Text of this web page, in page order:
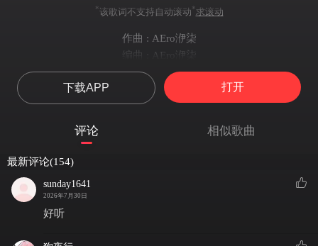
*该歌词不支持自动滚动*求滚动
作曲 : AEro洢柒
编曲 : AEro洢柒
涙恋花
私の涙で染まる花
那朵浸染着我泪水的花啊
刹那の色 映して狂い咲く
反射着刹那间的光彩，无羁绽放
下载APP 打开
评论 相似歌曲
最新评论(154)
sunday1641
2026年7月30日
好听